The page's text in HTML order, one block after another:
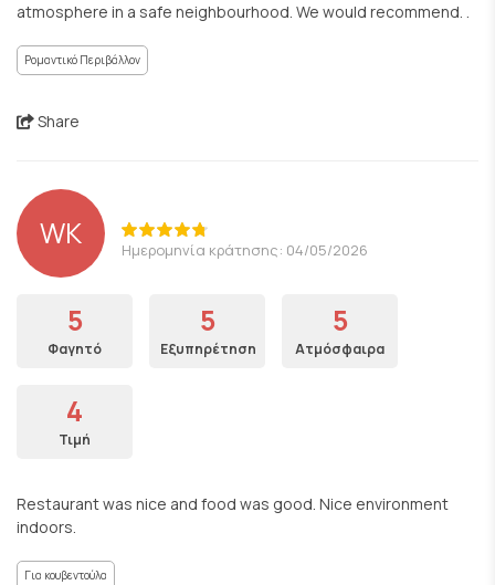
atmosphere in a safe neighbourhood. We would recommend. .
Ρομαντικό Περιβάλλον
Share
WK Ημερομηνία κράτησης: 04/05/2026
5
Φαγητό
5
Εξυπηρέτηση
5
Ατμόσφαιρα
4
Τιμή
Restaurant was nice and food was good. Nice environment
indoors.
Για κουβεντούλα